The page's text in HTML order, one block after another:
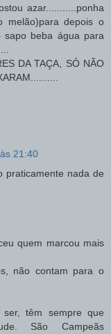
azar...........ponha
melão)para depois o
sapo beba água para
DA TAÇA, SÓ NÃO
21:40
praticamente nada de
quem marcou mais
não contam para o
ser, têm sempre que
São Campeãs